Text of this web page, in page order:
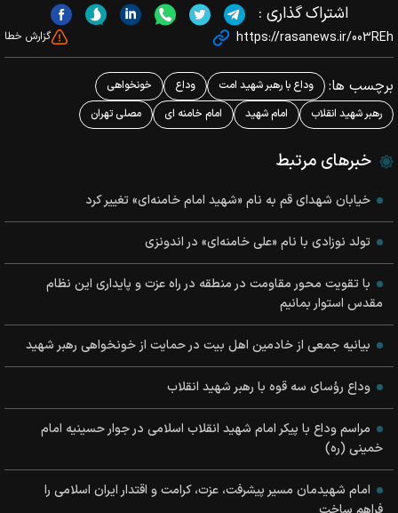
اشتراک گذاری :
https://rasanews.ir/003REh گزارش خطا
برچسب ها: وداع با رهبر شهید امت وداع
خونخواهی
رهبر شهید انقلاب
امام شهید امام خامنه ای مصلی تهران
خبرهای مرتبط
خیابان شهدای قم به نام «شهید امام خامنه‌ای» تغییر کرد
تولد نوزادی با نام «علی خامنه‌ای» در اندونزی
با تقویت محور مقاومت در منطقه در راه عزت و پایداری این نظام
مقدس استوار بمانیم
بیانیه جمعی از خادمین اهل بیت در حمایت از خونخواهی رهبر شهید
وداع رؤسای سه قوه با رهبر شهید انقلاب
مراسم وداع با پیکر امام شهید انقلاب اسلامی در جوار حسینیه امام
خمینی (ره)
امام شهیدمان مسیر پیشرفت، عزت، کرامت و اقتدار ایران اسلامی را